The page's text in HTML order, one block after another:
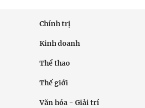
Chính trị
Kinh doanh
Thể thao
Thế giới
Văn hóa - Giải trí